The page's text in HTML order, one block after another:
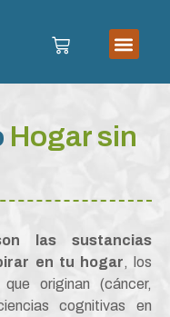
Hogar sin
las sustancias
en tu hogar, los
que originan (cáncer,
cognitivas en